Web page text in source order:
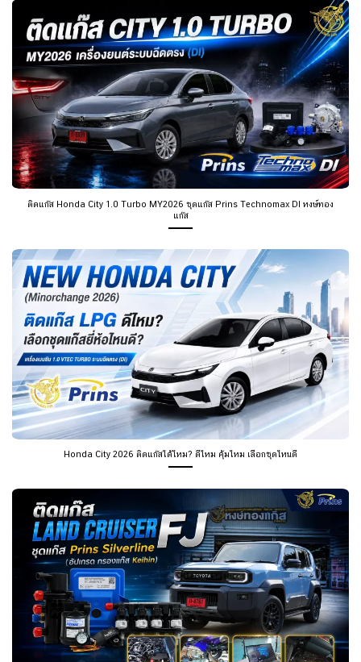
ติดแก๊ส Honda City 1.0 Turbo MY2026 ชุดแก๊ส Prins Technomax DI หงษ์ทอง
แก๊ส
Honda City 2026 ติดแก๊สได้ไหม? ดีไหม คุ้มไหม เลือกชุดไหนดี